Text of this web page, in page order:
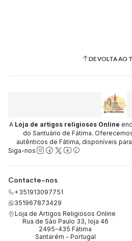
DE VOLTA AO
A Loja de artigos religiosos Online
do Santuário de Fátima.
autênticos de Fátima, disponíveis
Siga-nos
Contacte-nos
+351913097751
351967873429
Loja de Artigos Religiosos Online
Rua de São Paulo 33, loja 46
2495-435 Fátima
Santarém - Portugal